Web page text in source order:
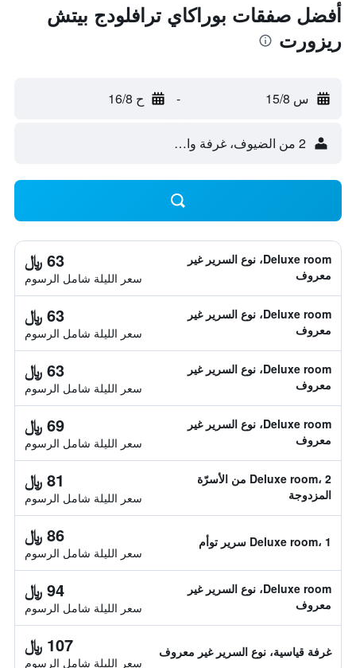
أفضل صفقات بوراكاي ترافلودج بيتش
ريزورت
س 15/8 - ح 16/8
2 من الضيوف، غرفة واحدة
Deluxe room، نوع السرير غير
معروف
63 ﷼
سعر الليلة شامل الرسوم
Deluxe room، نوع السرير غير
معروف
63 ﷼
سعر الليلة شامل الرسوم
Deluxe room، نوع السرير غير
معروف
63 ﷼
سعر الليلة شامل الرسوم
Deluxe room، نوع السرير غير
معروف
69 ﷼
سعر الليلة شامل الرسوم
Deluxe room، 2 من الأسرّة
المزدوجة
81 ﷼
سعر الليلة شامل الرسوم
Deluxe room، 1 سرير توأم 86 ﷼
سعر الليلة شامل الرسوم
Deluxe room، نوع السرير غير
معروف
94 ﷼
سعر الليلة شامل الرسوم
غرفة قياسية، نوع السرير غير معروف 107 ﷼
سعر الليلة شامل الرسوم